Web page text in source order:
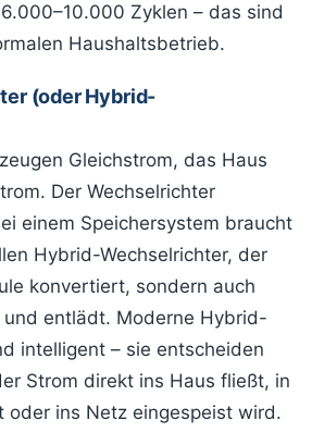
Zyklen – das sind
Haushaltsbetrieb.
(oder Hybrid-
Gleichstrom, das Haus
Der Wechselrichter
einem Speichersystem braucht
Hybrid-Wechselrichter, der
konvertiert, sondern auch
entlädt. Moderne Hybrid-
intelligent – sie entscheiden
Strom direkt ins Haus fließt, in
oder ins Netz eingespeist wird.